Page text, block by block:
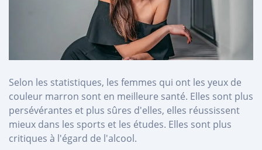
Selon les statistiques, les femmes qui ont les yeux de
couleur marron sont en meilleure santé. Elles sont plus
persévérantes et plus sûres d'elles, elles réussissent
mieux dans les sports et les études. Elles sont plus
critiques à l'égard de l'alcool.